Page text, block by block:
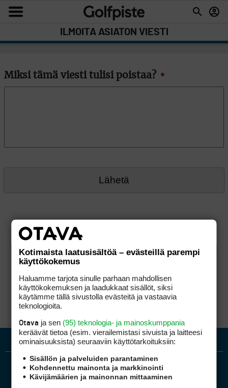
ILMOITA ASIATON VIESTI
Miksi tämä viesti tulisi poistaa? *
Kotimaista laatusisältöä – evästeillä parempi
käyttökokemus
Haluamme tarjota sinulle parhaan mahdollisen
käyttökokemuksen ja laadukkaat sisällöt, siksi
käytämme tällä sivustolla evästeitä ja vastaavia
teknologioita.
Otava ja sen (95) teknologia- ja mainoskumppania
keräävät tietoa (esim. vierailemis­tasi sivuista ja laitteesi
ominaisuuk­sista) seuraaviin käyttötarkoituksiin:
Sisällön ja palveluiden parantaminen
Kohdennettu mainonta ja markkinointi
Kävijämäärien ja mainonnan mittaaminen